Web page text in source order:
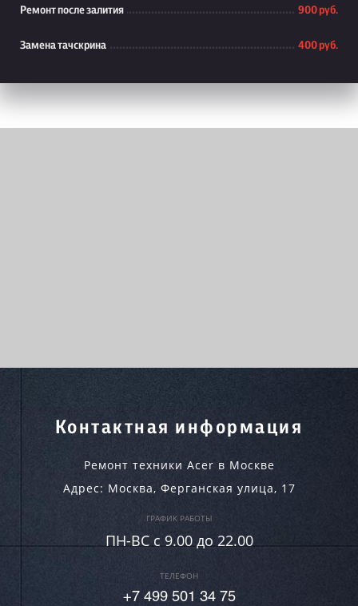
Ремонт после залития 900 руб.
Замена тачскрина 400 руб.
Контактная информация
Ремонт техники Acer в Москве
Адрес: Москва, Ферганская улица, 17
ГРАФИК РАБОТЫ
ПН-ВC c 9.00 до 22.00
ТЕЛЕФОН
+7 499 501 34 75